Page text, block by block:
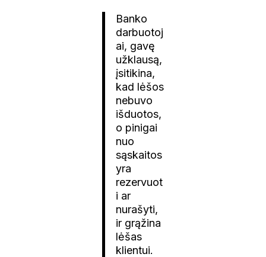
Banko
darbuotoj
ai, gavę
užklausą,
įsitikina,
kad lėšos
nebuvo
išduotos,
o pinigai
nuo
sąskaitos
yra
rezervuot
i ar
nurašyti,
ir grąžina
lėšas
klientui.